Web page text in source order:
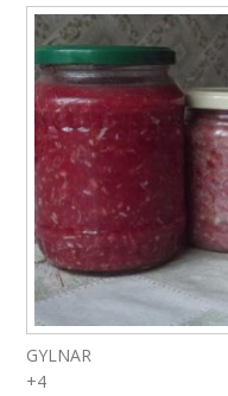
GYLNAR
+4